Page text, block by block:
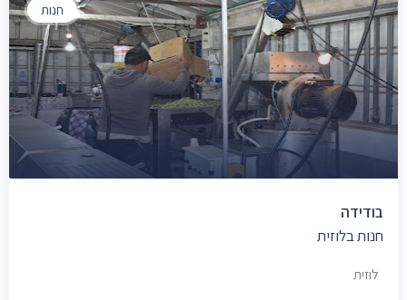
חנות
בודידה
חנות בלוזית
לוזית